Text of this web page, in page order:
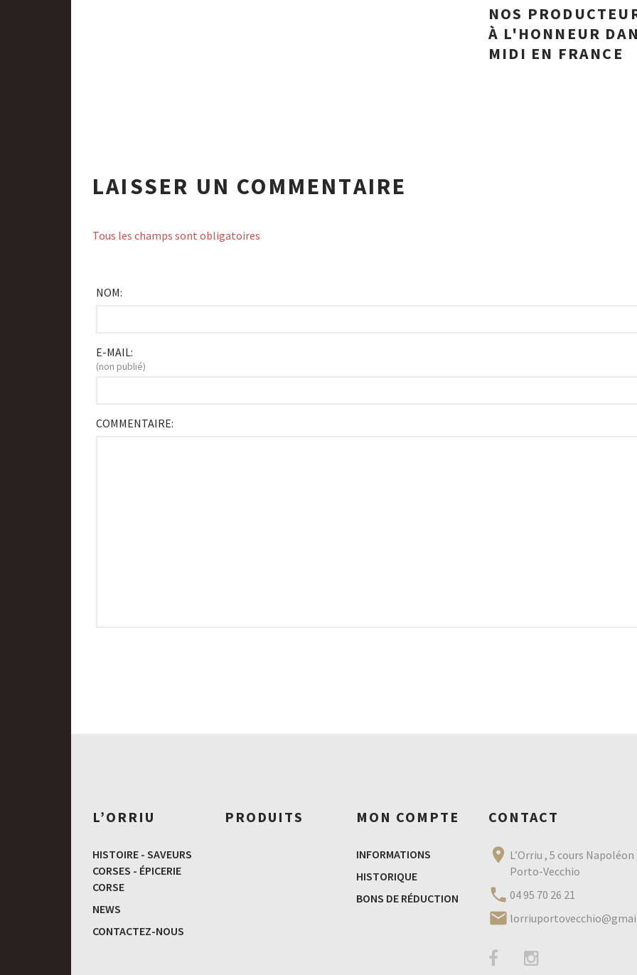
NOS
À L'HONNEUR
MIDI EN FRANCE
LAISSER UN COMMENTAIRE
Tous les champs sont obligatoires
NOM:
E-MAIL:
(non publié)
COMMENTAIRE:
L’ORRIU
HISTOIRE - SAVEURS
CORSES - ÉPICERIE
CORSE
NEWS
CONTACTEZ-NOUS
PRODUITS MON COMPTE
INFORMATIONS
HISTORIQUE
BONS DE RÉDUCTION
CONTACT
L’Orriu , 5 cours Napoléon
Porto-Vecchio
04 95 70 26 21